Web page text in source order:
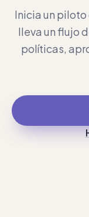
Inicia un
lleva un flujo
políticas,